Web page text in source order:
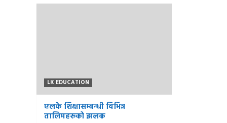
LK EDUCATION
एलके शिक्षासम्बन्धी विभिन्न
तालिमहरूको झलक